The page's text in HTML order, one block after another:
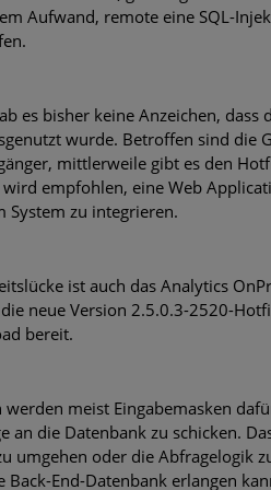
unterschätzen
Phishing-Trend:
Aktuelle Phishing-Kampagnen
Fake-Unternehmensprofile
Cyber Experience Center in
Aufwand, remote eine SQL-
es bisher keine Anzeichen,
wurde. Betroffen sind die
mittlerweile gibt es den
empfohlen, eine Web
System zu integrieren.
ist auch das Analytics
neue Version 2.5.0.3-2520-
bereit.
werden meist Eingabemasken
an die Datenbank zu schicken.
umgehen oder die Abfragelogik
End-Datenbank erlangen